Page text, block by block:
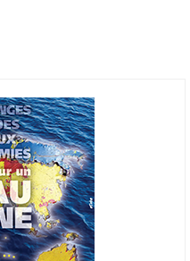
L'annonce a été faite
Cloud Summit du groupe
dépassé son objectif
en cinq ans. Baptisée
sera hébergée à l'AI
des fondateurs de start-up
de Google et leur donnera
d'IA de l'entreprise. Les
août 2026.